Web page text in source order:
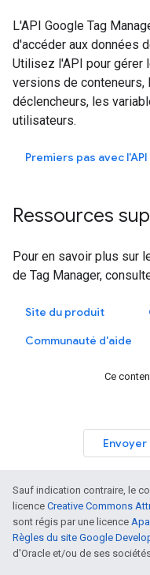
L'API Google Tag
d'accéder aux données
Utilisez l'API pour gérer
versions de
déclencheurs, les
utilisateurs.
Premiers pas avec l'API
Ressources
Pour en savoir plus sur
de Tag Manager,
Site du produit
Communauté d'aide
Ce
Sauf indication contraire, le
licence Creative Commons
sont régis par une licence
Règles du site Google
d'Oracle et/ou de ses